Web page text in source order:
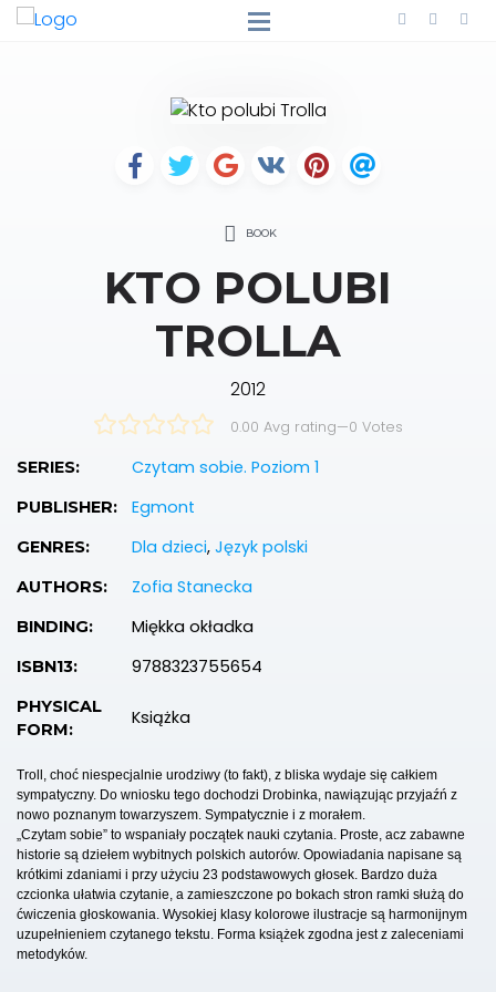
BOOK
KTO POLUBI
TROLLA
2012
0.00 Avg rating—0 Votes
SERIES: Czytam sobie. Poziom 1
PUBLISHER: Egmont
GENRES: Dla dzieci, Język polski
AUTHORS: Zofia Stanecka
BINDING: Miękka okładka
ISBN13: 9788323755654
PHYSICAL
FORM:
Książka
Troll, choć niespecjalnie urodziwy (to fakt), z bliska wydaje się całkiem
sympatyczny. Do wniosku tego dochodzi Drobinka, nawiązując przyjaźń z
nowo poznanym towarzyszem. Sympatycznie i z morałem.
„Czytam sobie” to wspaniały początek nauki czytania. Proste, acz zabawne
historie są dziełem wybitnych polskich autorów. Opowiadania napisane są
krótkimi zdaniami i przy użyciu 23 podstawowych głosek. Bardzo duża
czcionka ułatwia czytanie, a zamieszczone po bokach stron ramki służą do
ćwiczenia głoskowania. Wysokiej klasy kolorowe ilustracje są harmonijnym
uzupełnieniem czytanego tekstu. Forma książek zgodna jest z zaleceniami
metodyków.